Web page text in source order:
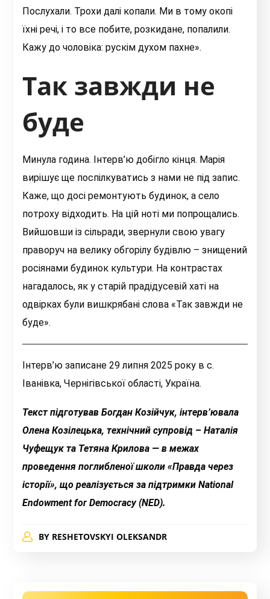
Послухали. Трохи далі копали. Ми в тому окопі
їхні речі, і то все побите, розкидане, попалили.
Кажу до чоловіка: рускім духом пахне».
Так завжди не
буде
Минула година. Інтерв’ю добігло кінця. Марія
вирішує ще поспілкуватись з нами не під запис.
Каже, що досі ремонтують будинок, а село
потроху відходить. На цій ноті ми попрощались.
Вийшовши із сільради, звернули свою увагу
праворуч на велику обгорілу будівлю – знищений
росіянами будинок культури. На контрастах
нагадалось, як у старій прадідусевій хаті на
одвірках були вишкрябані слова «Так завжди не
буде».
Інтерв’ю записане 29 липня 2025 року в с.
Іванівка, Чернігівської області, Україна.
Текст підготував Богдан Козійчук, інтерв’ювала
Олена Козілецька, технічний супровід – Наталія
Чуфещук та Тетяна Крилова —в межах
проведенняпоглибленої школи «Правда через
історії», що реалізується за підтримки National
Endowment for Democracy (NED).
BY RESHETOVSKYI OLEKSANDR